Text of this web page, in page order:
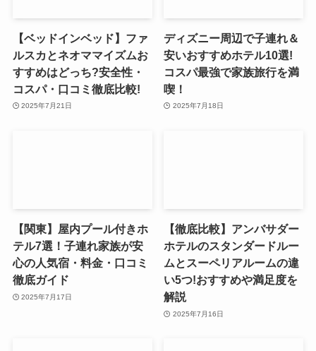
【ベッドインベッド】ファ
ルスカとネオママイズムお
すすめはどっち?安全性・
コスパ・口コミ徹底比較!
2025年7月21日
ディズニー周辺で子連れ＆
安いおすすめホテル10選!
コスパ最強で家族旅行を満
喫！
2025年7月18日
【関東】屋内プール付きホ
テル7選！子連れ家族が安
心の人気宿・料金・口コミ
徹底ガイド
2025年7月17日
【徹底比較】アンバサダー
ホテルのスタンダードルー
ムとスーペリアルームの違
い5つ!おすすめや満足度を
解説
2025年7月16日